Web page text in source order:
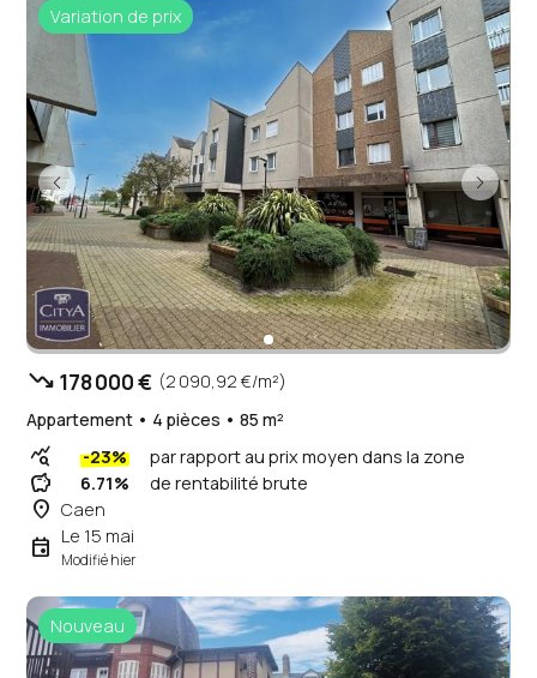
Variation de prix
trending_down 178 000 € (2 090,92 €/m²)
Appartement • 4 pièces • 85 m²
query_stats -23% par rapport au prix moyen dans la zone
savings 6.71% de rentabilité brute
place Caen
event Le 15 mai
Modifié hier
Nouveau